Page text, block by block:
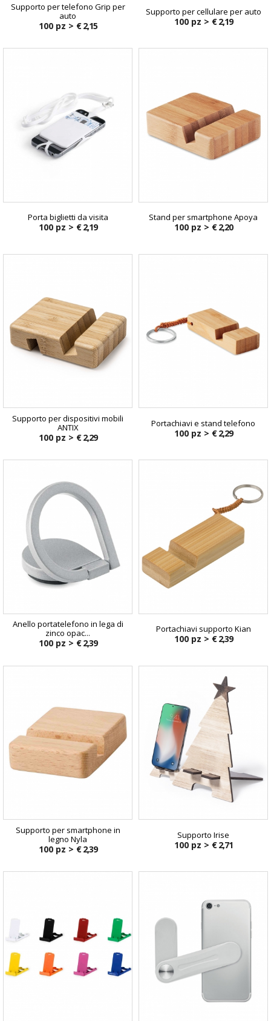
Supporto per telefono Grip per
auto
100 pz > € 2,15
Supporto per cellulare per auto
100 pz > € 2,19
Porta biglietti da visita
100 pz > € 2,19
Stand per smartphone Apoya
100 pz > € 2,20
Supporto per dispositivi mobili
ANTIX
100 pz > € 2,29
Portachiavi e stand telefono
100 pz > € 2,29
Anello portatelefono in lega di
zinco opac...
100 pz > € 2,39
Portachiavi supporto Kian
100 pz > € 2,39
Supporto per smartphone in
legno Nyla
100 pz > € 2,39
Supporto Irise
100 pz > € 2,71